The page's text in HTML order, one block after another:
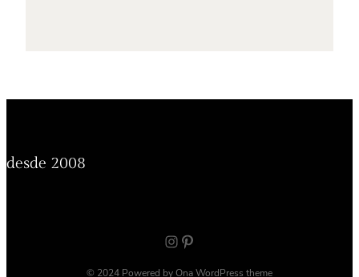
desde 2008
Instagram Pinterest
© 2024 Powered byOna WordPress theme